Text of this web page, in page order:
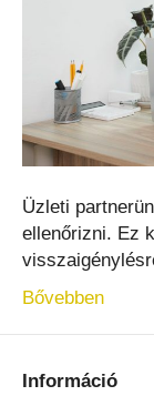
Üzleti
ellenőrizni. Ez
Bővebben
Információ